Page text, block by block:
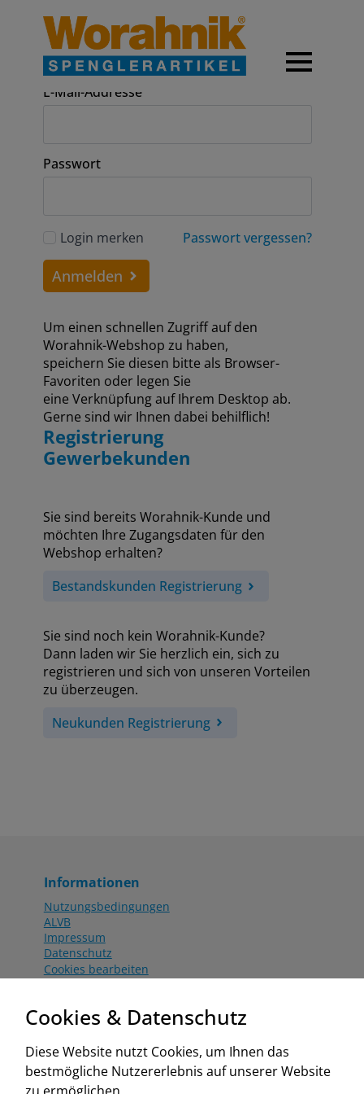
Anmeldung
E-Mail-Addresse
Passwort
Login merken Passwort vergessen?
Anmelden
Um einen schnellen Zugriff auf den
Worahnik-Webshop zu haben,
speichern Sie diesen bitte als Browser-
Favoriten oder legen Sie
eine Verknüpfung auf Ihrem Desktop ab.
Gerne sind wir Ihnen dabei behilflich!
Registrierung
Gewerbekunden
Sie sind bereits Worahnik-Kunde und
möchten Ihre Zugangsdaten für den
Webshop erhalten?
Bestandskunden Registrierung
Sie sind noch kein Worahnik-Kunde?
Dann laden wir Sie herzlich ein, sich zu
registrieren und sich von unseren Vorteilen
zu überzeugen.
Neukunden Registrierung
Informationen
Nutzungsbedingungen
ALVB
Impressum
Datenschutz
Cookies bearbeiten
Aktionsbedingungen
www.worahnik.at
Zentrale Köttlach
Cookies & Datenschutz
Diese Website nutzt Cookies, um Ihnen das
bestmögliche Nutzererlebnis auf unserer Website